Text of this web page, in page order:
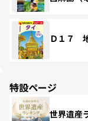
Ｄ１７
特設ページ
世界遺産